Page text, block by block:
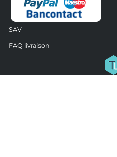
SAV
FAQ livraison